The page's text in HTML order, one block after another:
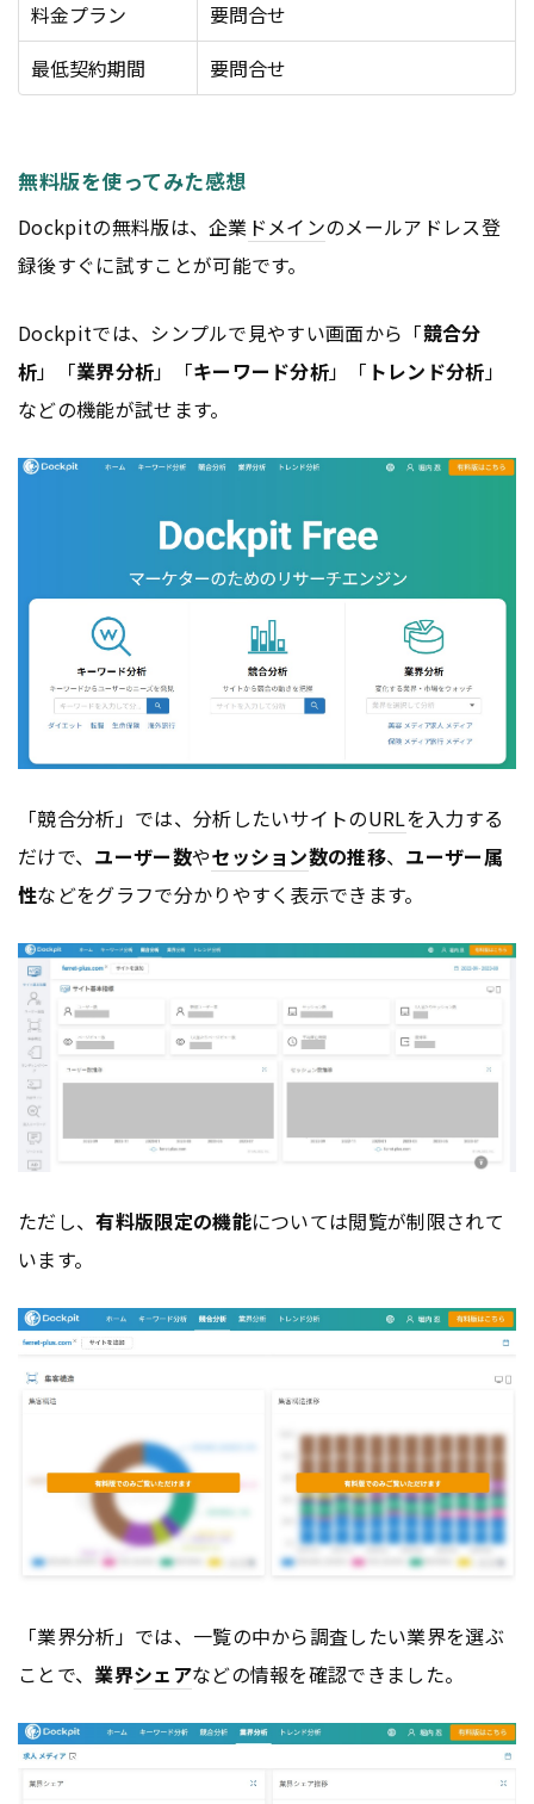
料金プラン
要問合せ
最低契約期間
要問合せ
無料版を使ってみた感想
Dockpitの無料版は、企業 ドメインのメールアドレス登
録後すぐに試すことが可能です。
Dockpitでは、シンプルで見やすい画面から「競合分
析」「業界分析」「キーワード分析」「 トレンド分析 」
などの機能が試せます。
「競合分析」では、分析したいサイトのURLを入力する
だけで、 ユーザー数やセッション数の推移、 ユーザー属
性などをグラフで分かりやすく表示できます。
ただし、有料版限定の機能については閲覧が制限されて
います。
「業界分析」では、一覧の中から調査したい業界を選ぶ
ことで、 業界シェアなどの情報を確認できました。